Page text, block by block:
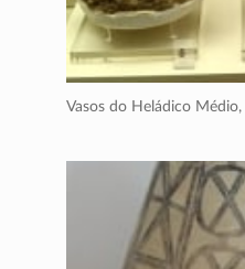
Vasos do Heládico Médio,